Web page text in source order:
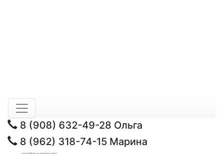
8 (908) 632-49-28 Ольга
8 (962) 318-74-15 Марина